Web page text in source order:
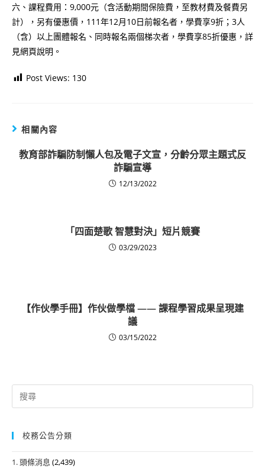
六、課程費用：9,000元（含活動期間保險費，至教材費及餐費另
計），另有優惠價，111年12月10日前報名者，學費享9折；3人
（含）以上團體報名、同時報名兩個梯次者，學費享85折優惠，詳
見網頁說明。
Post Views: 130
相關內容
教育部詐騙防制懶人包及電子文宣，分齡分眾主題式反
詐騙宣導
12/13/2022
「四面楚歌 智慧對決」短片競賽
03/29/2023
【作伙學手冊】作伙做學檔 —— 課程學習成果呈現建
議
03/15/2022
Search
for:
校務公告分類
1. 頭條消息 (2,439)